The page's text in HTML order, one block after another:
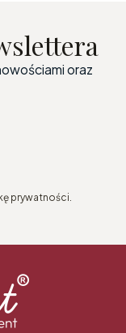
oraz
prywatności.